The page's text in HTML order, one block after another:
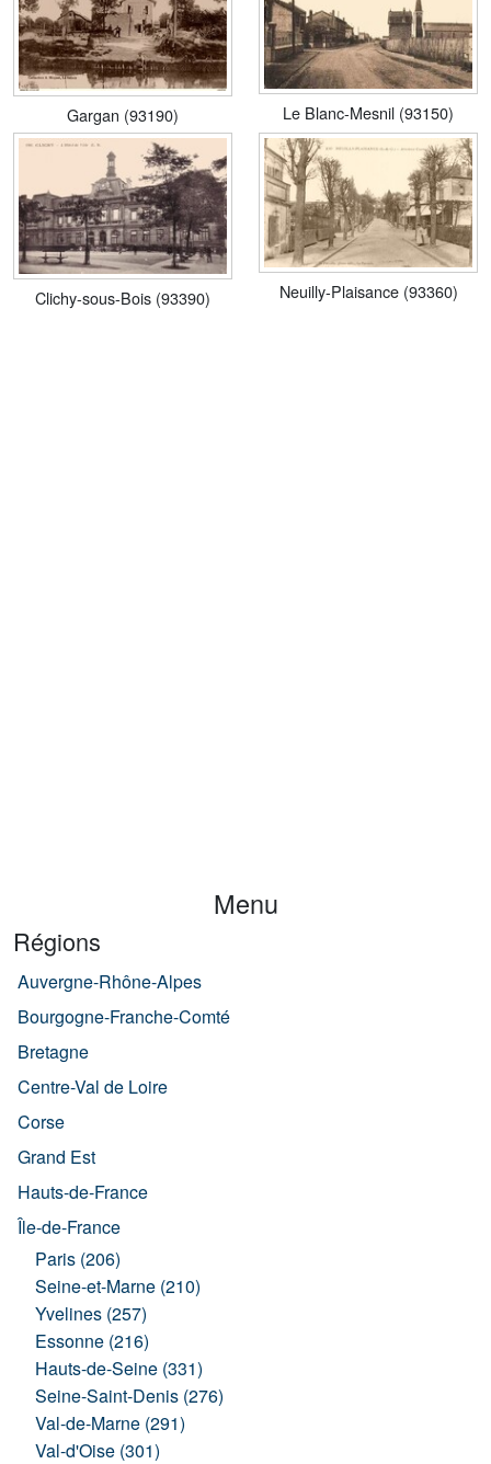
Gargan (93190) Le Blanc-Mesnil (93150)
Clichy-sous-Bois (93390) Neuilly-Plaisance (93360)
Menu
Régions
Auvergne-Rhône-Alpes
Bourgogne-Franche-Comté
Bretagne
Centre-Val de Loire
Corse
Grand Est
Hauts-de-France
Île-de-France
Paris (206)
Seine-et-Marne (210)
Yvelines (257)
Essonne (216)
Hauts-de-Seine (331)
Seine-Saint-Denis (276)
Val-de-Marne (291)
Val-d'Oise (301)